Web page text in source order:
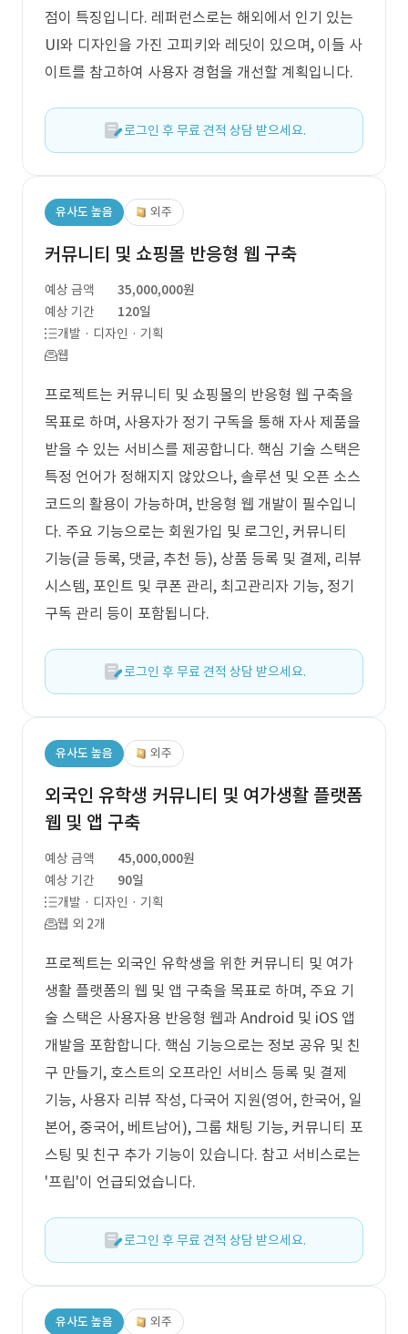
점이 특징입니다. 레퍼런스로는 해외에서 인기 있는
UI와 디자인을 가진 고피키와 레딧이 있으며, 이들 사
이트를 참고하여 사용자 경험을 개선할 계획입니다.
로그인 후 무료 견적 상담 받으세요.
유사도 높음 외주
커뮤니티 및 쇼핑몰 반응형 웹 구축
예상 금액
35,000,000원
예상 기간
120일
개발 · 디자인 · 기획
웹
프로젝트는 커뮤니티 및 쇼핑몰의 반응형 웹 구축을
목표로 하며, 사용자가 정기 구독을 통해 자사 제품을
받을 수 있는 서비스를 제공합니다. 핵심 기술 스택은
특정 언어가 정해지지 않았으나, 솔루션 및 오픈 소스
코드의 활용이 가능하며, 반응형 웹 개발이 필수입니
다. 주요 기능으로는 회원가입 및 로그인, 커뮤니티
기능(글 등록, 댓글, 추천 등), 상품 등록 및 결제, 리뷰
시스템, 포인트 및 쿠폰 관리, 최고관리자 기능, 정기
구독 관리 등이 포함됩니다.
로그인 후 무료 견적 상담 받으세요.
유사도 높음 외주
외국인 유학생 커뮤니티 및 여가생활 플랫폼
웹 및 앱 구축
예상 금액
45,000,000원
예상 기간
90일
개발 · 디자인 · 기획
웹 외 2개
프로젝트는 외국인 유학생을 위한 커뮤니티 및 여가
생활 플랫폼의 웹 및 앱 구축을 목표로 하며, 주요 기
술 스택은 사용자용 반응형 웹과 Android 및 iOS 앱
개발을 포함합니다. 핵심 기능으로는 정보 공유 및 친
구 만들기, 호스트의 오프라인 서비스 등록 및 결제
기능, 사용자 리뷰 작성, 다국어 지원(영어, 한국어, 일
본어, 중국어, 베트남어), 그룹 채팅 기능, 커뮤니티 포
스팅 및 친구 추가 기능이 있습니다. 참고 서비스로는
'프립'이 언급되었습니다.
로그인 후 무료 견적 상담 받으세요.
유사도 높음 외주